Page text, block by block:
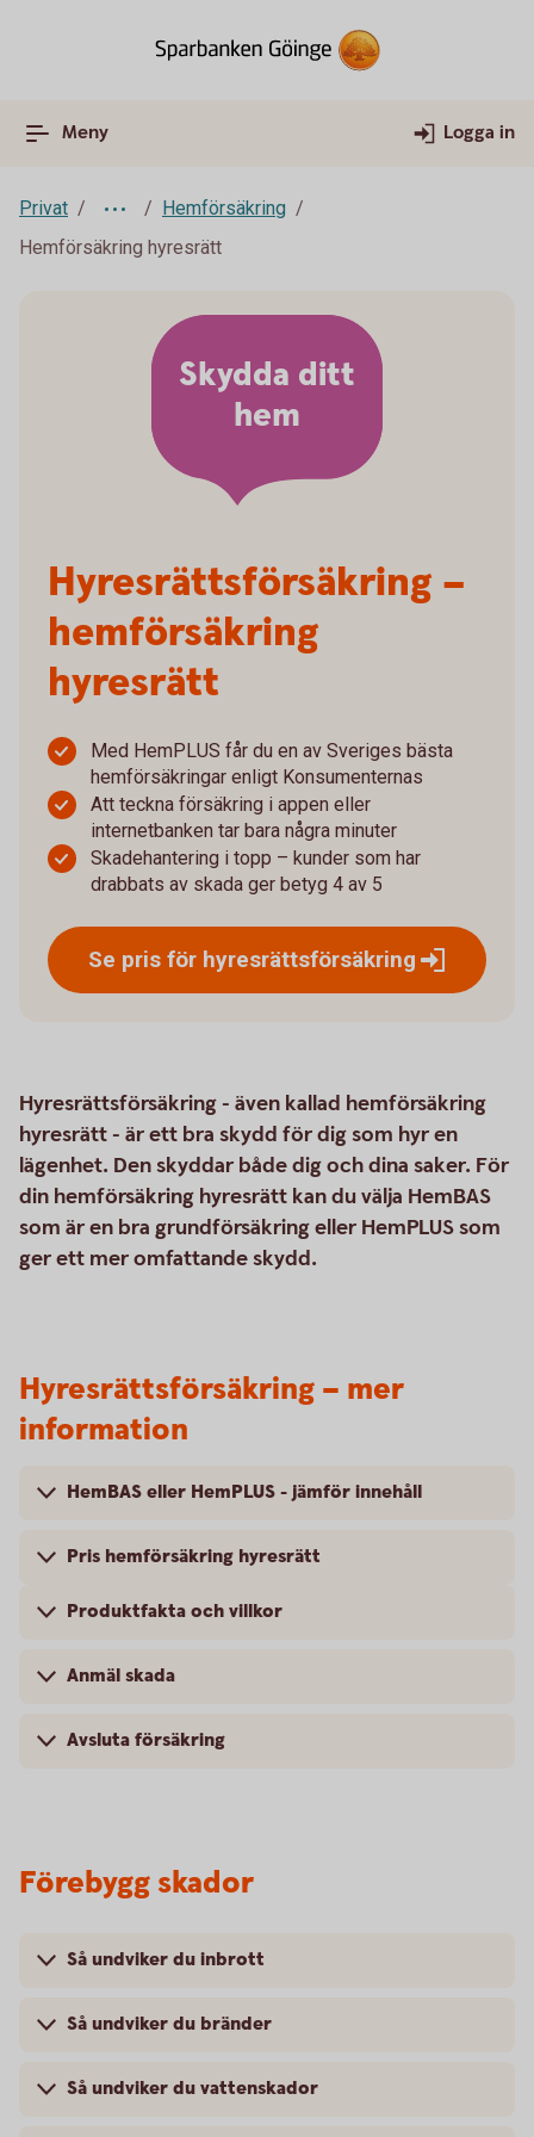
Meny Logga in
Privat
Hemförsäkring
Hemförsäkring hyresrätt
Hyresrätts­försäkring –
hemförsäkring
hyresrätt
Med HemPLUS får du en av Sveriges bästa
hemförsäkringar enligt Konsumenternas
Att teckna försäkring i appen eller
internetbanken tar bara några minuter
Skadehantering i topp – kunder som har
drabbats av skada ger betyg 4 av 5
Se pris för hyresrättsförsäkring
Skydda ditt
hem
Hyresrättsförsäkring - även kallad hemförsäkring
hyresrätt - är ett bra skydd för dig som hyr en
lägenhet. Den skyddar både dig och dina saker. För
din hemförsäkring hyresrätt kan du välja HemBAS
som är en bra grundförsäkring eller HemPLUS som
ger ett mer omfattande skydd.
Hyresrättsförsäkring – mer
information
HemBAS eller HemPLUS - jämför innehåll
Pris hemförsäkring hyresrätt
Produktfakta och villkor
Anmäl skada
Avsluta försäkring
Förebygg skador
Så undviker du inbrott
Så undviker du bränder
Så undviker du vattenskador